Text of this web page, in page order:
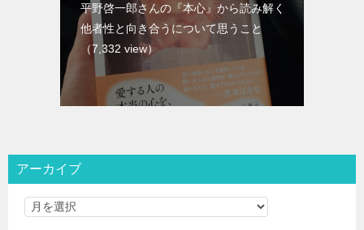
平野啓一郎さんの『本心』から読み解く
他者性と向き合うについて思うこと
（7,332 view）
アーカイブ